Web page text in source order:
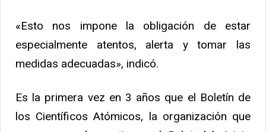
«Esto nos impone la obligación de estar
especialmente atentos, alerta y tomar las
medidas adecuadas», indicó.
Es la primera vez en 3 años que el Boletín de
los Científicos Atómicos, la organización que